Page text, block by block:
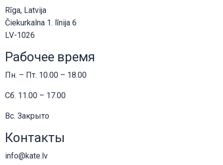
Rīga, Latvija
Čiekurkalna 1. līnija 6
LV-1026
Рабочее время
Пн. – Пт. 10.00 – 18.00
Сб. 11.00 – 17.00
Вс. Закрыто
Контакты
info@kate.lv